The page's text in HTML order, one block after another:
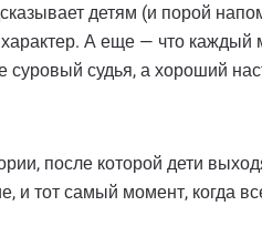
детям (и порой
А еще — что каждый
судья, а хороший
после которой дети
и тот самый момент, когда